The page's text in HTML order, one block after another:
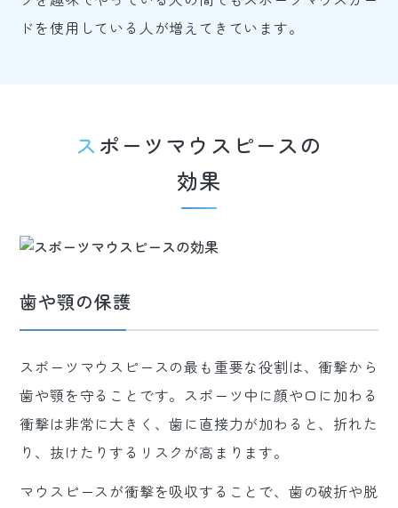
ドを使用している人が増えてきています。
スポーツマウスピースの
効果
歯や顎の保護
スポーツマウスピースの最も重要な役割は、衝撃から
歯や顎を守ることです。スポーツ中に顔や口に加わる
衝撃は非常に大きく、歯に直接力が加わると、折れた
り、抜けたりするリスクが高まります。
マウスピースが衝撃を吸収することで、歯の破折や脱